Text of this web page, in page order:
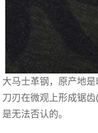
大马士革钢，原产地
刀刃在微观上形成锯
是无法否认的。